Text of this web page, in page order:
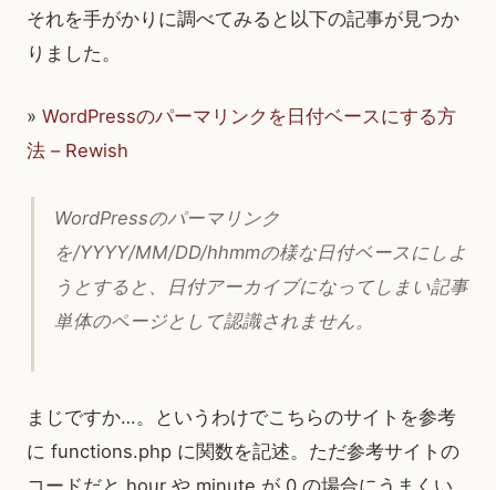
それを手がかりに調べてみると以下の記事が見つか
りました。
» WordPressのパーマリンクを日付ベースにする方
法 – Rewish
WordPressのパーマリンク
を/YYYY/MM/DD/hhmmの様な日付ベースにしよ
うとすると、日付アーカイブになってしまい記事
単体のページとして認識されません。
まじですか…。というわけでこちらのサイトを参考
に functions.php に関数を記述。ただ参考サイトの